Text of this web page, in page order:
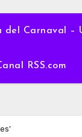
del Carnaval –
RSS.com